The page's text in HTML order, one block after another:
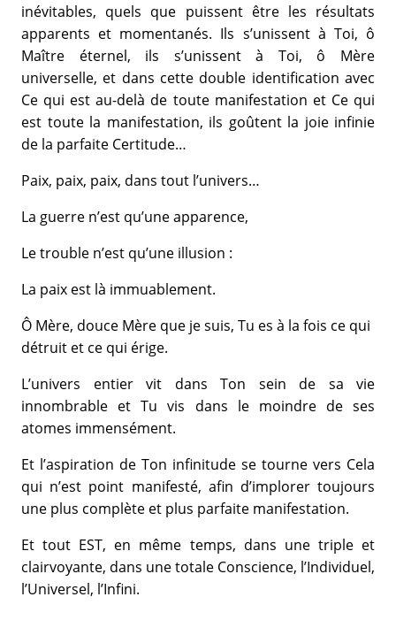
inévitables, quels que puissent être les résultats
apparents et momentanés. Ils s’unissent à Toi, ô
Maître éternel, ils s’unissent à Toi, ô Mère
universelle, et dans cette double identification avec
Ce qui est au-delà de toute manifestation et Ce qui
est toute la manifestation, ils goûtent la joie infinie
de la parfaite Certitude…
Paix, paix, paix, dans tout l’univers…
La guerre n’est qu’une apparence,
Le trouble n’est qu’une illusion :
La paix est là immuablement.
Ô Mère, douce Mère que je suis, Tu es à la fois ce qui
détruit et ce qui érige.
L’univers entier vit dans Ton sein de sa vie
innombrable et Tu vis dans le moindre de ses
atomes immensément.
Et l’aspiration de Ton infinitude se tourne vers Cela
qui n’est point manifesté, afin d’implorer toujours
une plus complète et plus parfaite manifestation.
Et tout EST, en même temps, dans une triple et
clairvoyante, dans une totale Conscience, l’Individuel,
l’Universel, l’Infini.